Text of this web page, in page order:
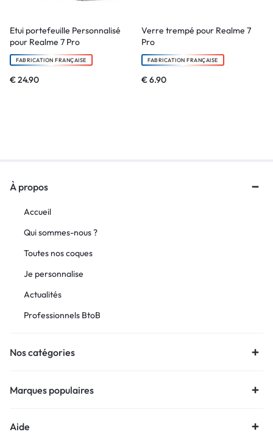
Etui portefeuille Personnalisé
pour Realme 7 Pro
FABRICATION FRANÇAISE
€24.90
Verre trempé pour Realme 7
Pro
FABRICATION FRANÇAISE
€6.90
À propos
Accueil
Qui sommes-nous ?
Toutes nos coques
Je personnalise
Actualités
Professionnels BtoB
Nos catégories
Marques populaires
Aide